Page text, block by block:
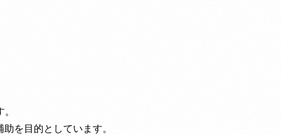
を目的としています。